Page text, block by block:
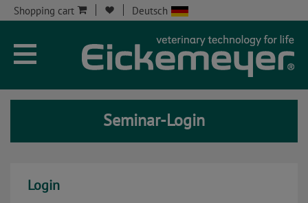
Shopping cart Deutsch
Seminar-Login
Login